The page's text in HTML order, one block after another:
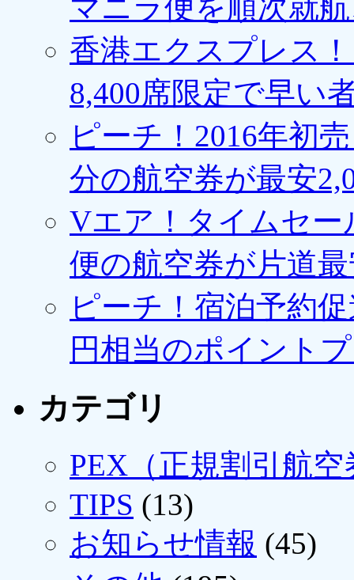
マニラ便を順次就
香港エクスプレス
8,400席限定で早い
ピーチ！2016年初
分の航空券が最安
Vエア！タイムセー
便の航空券が片道最
ピーチ！宿泊予約
円相当のポイント
カテゴリ
PEX（正規割引航空
TIPS (13)
お知らせ情報 (45)